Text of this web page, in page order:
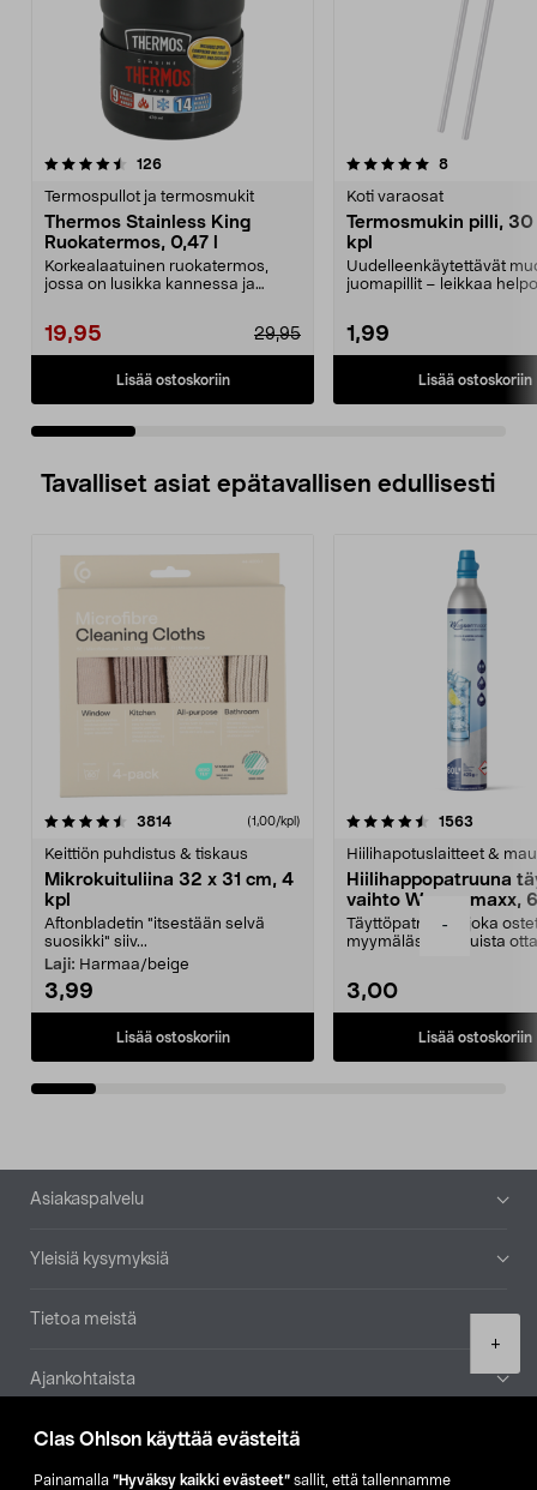
Clas Ohlson käyttää evästeitä
Painamalla ”Hyväksy kaikki evästeet” sallit, että tallennamme
-
+
126arvostelut
Termospullot ja termosmukit
Thermos Stainless King
Ruokatermos, 0,47 l
Korkealaatuinen ruokatermos,
jossa on lusikka kannessa ja
19,95 29,95
Lisää ostoskoriin
5.0 viidestä
8arvostelut
Koti varaosat
Termosmukin pilli, 30
kpl
Uudelleenkäytettävät
juomapillit – leikkaa
1,99
Lisää ostoskoriin
4.5 viidestä
Tavalliset asiat epätavallisen edullisesti
3814arvostelut (1,00/kpl)
Keittiön puhdistus & tiskaus
Mikrokuituliina 32 x 31 cm, 4
kpl
Aftonbladetin "itsestään selvä
suosikki" siiv...
Laji: Harmaa/beige
3,99
Lisää ostoskoriin
4.5viidestä
1563
Hiilihapotuslaitteet &
Hiilihappopatruuna
vaihto Wassermaxx,
Täyttöpatruuna, joka
myymälästä – muista
3,00
Lisää ostoskoriin
4.5viidestä
Alatunniste
Asiakaspalvelu
Yleisiä kysymyksiä
Tietoa meistä
Ajankohtaista
Muut yrityksemme